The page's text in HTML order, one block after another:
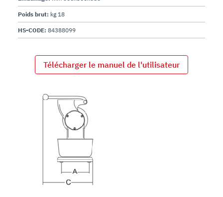
Poids brut: kg 18
HS-CODE: 84388099
Télécharger le manuel de l'utilisateur